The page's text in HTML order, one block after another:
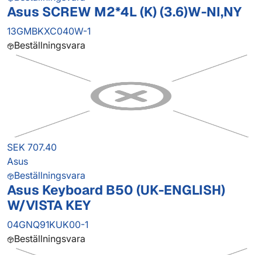
Asus SCREW M2*4L (K) (3.6)W-NI,NY
13GMBKXC040W-1
Beställningsvara
SEK 707.40
Asus
Beställningsvara
Asus Keyboard B50 (UK-ENGLISH)
W/VISTA KEY
04GNQ91KUK00-1
Beställningsvara